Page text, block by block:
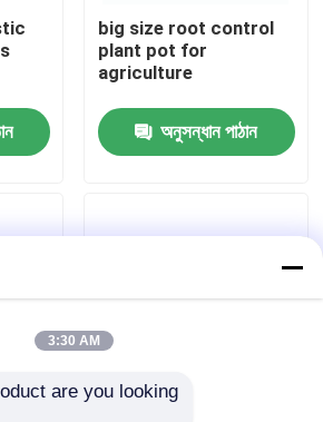
big size root control
plant pot for
agriculture
অনুসন্ধান পাঠান
3:30 AM
are you looking